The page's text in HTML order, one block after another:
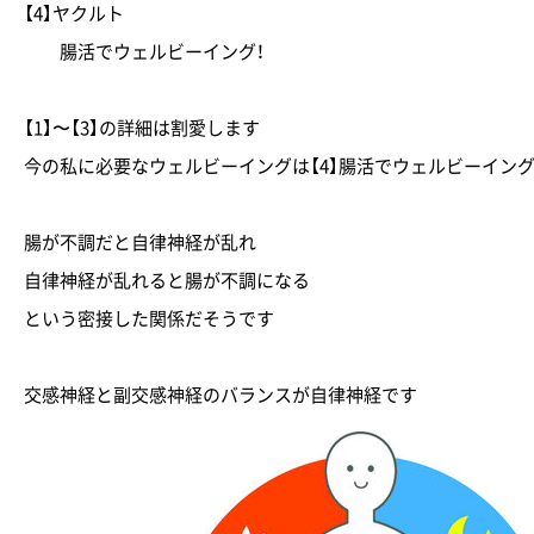
【4】ヤクルト
腸活でウェルビーイング！
【1】〜【3】の詳細は割愛します
今の私に必要なウェルビーイングは【4】腸活でウェルビーイング
腸が不調だと自律神経が乱れ
自律神経が乱れると腸が不調になる
という密接した関係だそうです
交感神経と副交感神経のバランスが自律神経です